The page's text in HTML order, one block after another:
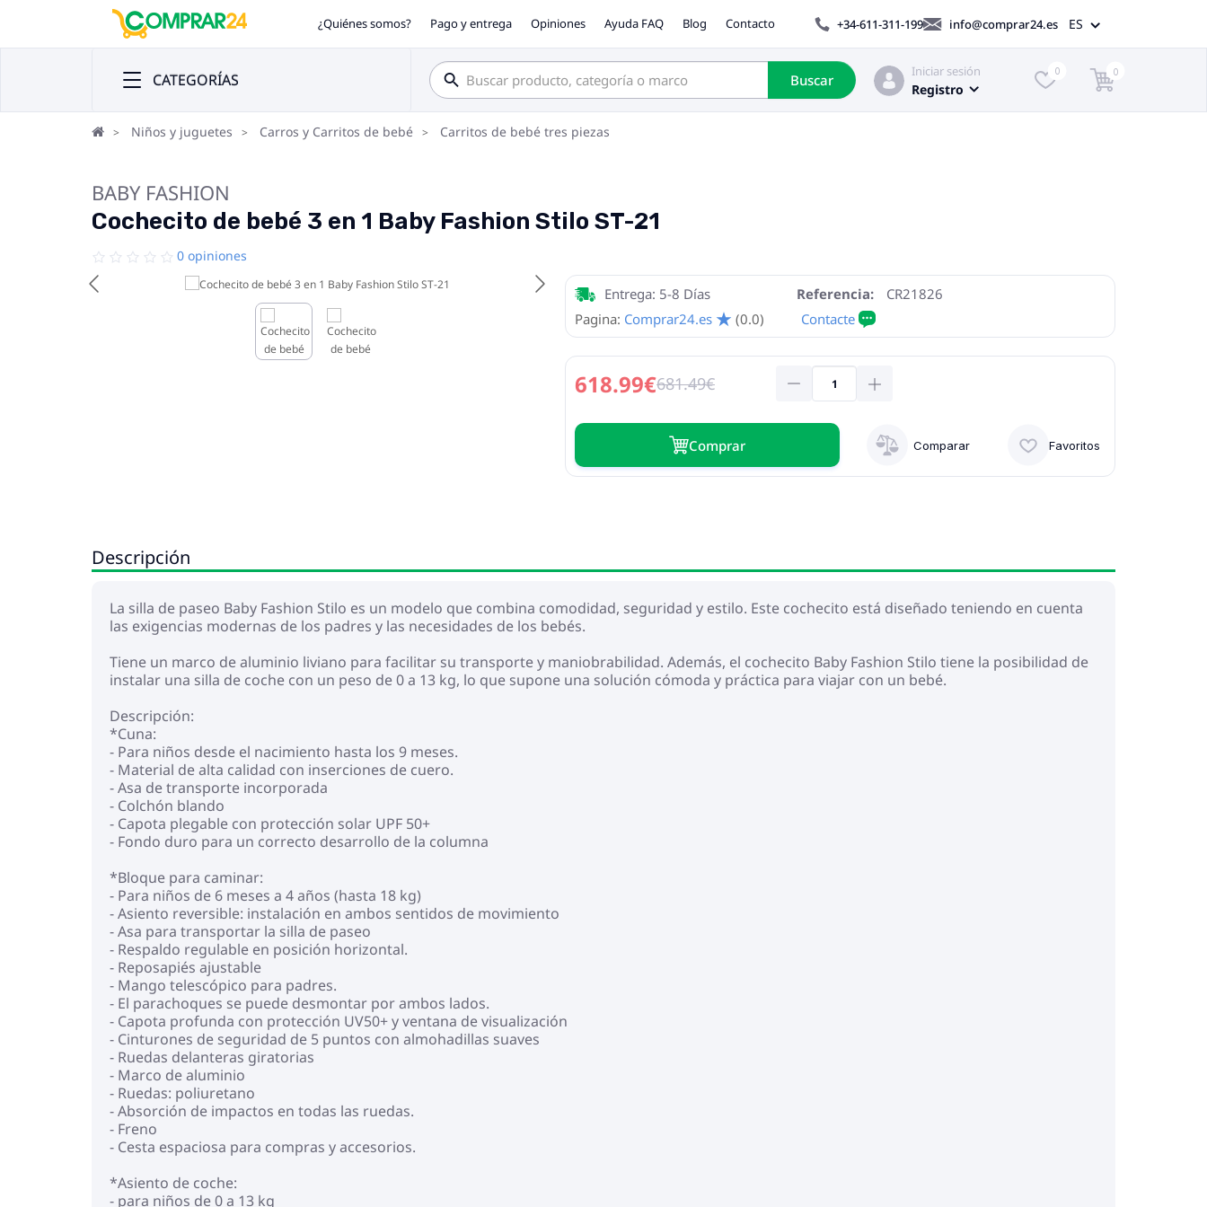
¿Quiénes somos? Pago y entrega Opiniones Ayuda FAQ Blog Contacto +34-611-311-199 info@comprar24.es ES
CATEGORÍAS Buscar
Iniciar sesión
Registro
0 0
Niños y juguetes Carros y Carritos de bebé Carritos de bebé tres piezas
BABY FASHION
Cochecito de bebé 3 en 1 Baby Fashion Stilo ST-21
0 opiniones
Entrega: 5-8 Días Referencia:
CR21826
Pagina: Comprar24.es (0.0)
618.99€681.49€
Сomprar Favoritos
Comparar
Descripción
La silla de paseo Baby Fashion Stilo es un modelo que combina comodidad, seguridad y estilo. Este cochecito está diseñado teniendo en cuenta
las exigencias modernas de los padres y las necesidades de los bebés.
Tiene un marco de aluminio liviano para facilitar su transporte y maniobrabilidad. Además, el cochecito Baby Fashion Stilo tiene la posibilidad de
instalar una silla de coche con un peso de 0 a 13 kg, lo que supone una solución cómoda y práctica para viajar con un bebé.
Descripción:
*Cuna:
- Para niños desde el nacimiento hasta los 9 meses.
- Material de alta calidad con inserciones de cuero.
- Asa de transporte incorporada
- Colchón blando
- Capota plegable con protección solar UPF 50+
- Fondo duro para un correcto desarrollo de la columna
*Bloque para caminar:
- Para niños de 6 meses a 4 años (hasta 18 kg)
- Asiento reversible: instalación en ambos sentidos de movimiento
- Asa para transportar la silla de paseo
- Respaldo regulable en posición horizontal.
- Reposapiés ajustable
- Mango telescópico para padres.
- El parachoques se puede desmontar por ambos lados.
- Capota profunda con protección UV50+ y ventana de visualización
- Cinturones de seguridad de 5 puntos con almohadillas suaves
- Ruedas delanteras giratorias
- Marco de aluminio
- Ruedas: poliuretano
- Absorción de impactos en todas las ruedas.
- Freno
- Cesta espaciosa para compras y accesorios.
*Asiento de coche:
- para niños de 0 a 13 kg